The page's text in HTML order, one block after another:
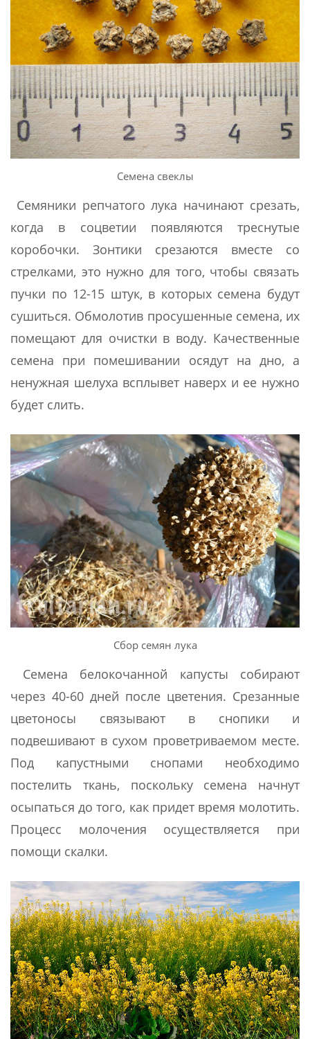
Семена свеклы
Семяники репчатого лука начинают срезать,
когда в соцветии появляются треснутые
коробочки. Зонтики срезаются вместе со
стрелками, это нужно для того, чтобы связать
пучки по 12-15 штук, в которых семена будут
сушиться. Обмолотив просушенные семена, их
помещают для очистки в воду. Качественные
семена при помешивании осядут на дно, а
ненужная шелуха всплывет наверх и ее нужно
будет слить.
Сбор семян лука
Семена белокочанной капусты собирают
через 40-60 дней после цветения. Срезанные
цветоносы связывают в снопики и
подвешивают в сухом проветриваемом месте.
Под капустными снопами необходимо
постелить ткань, поскольку семена начнут
осыпаться до того, как придет время молотить.
Процесс молочения осуществляется при
помощи скалки.